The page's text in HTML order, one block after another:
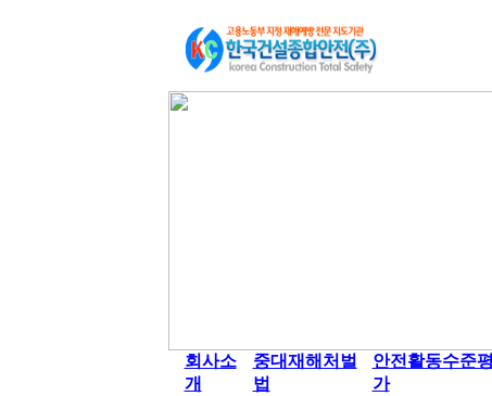
회사소
개
중대재해처벌
법
안전활동수준평
가